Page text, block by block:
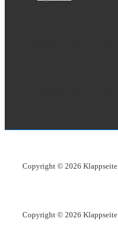
Copyright © 2026 Klappseite
Copyright © 2026 Klappseite